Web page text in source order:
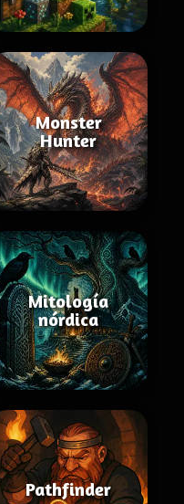
Monster
Hunter
Mitología
nórdica
Pathfinder